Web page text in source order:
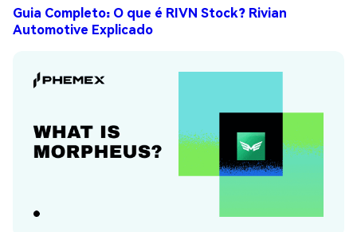
Guia Completo: O que é RIVN Stock? Rivian
Automotive Explicado